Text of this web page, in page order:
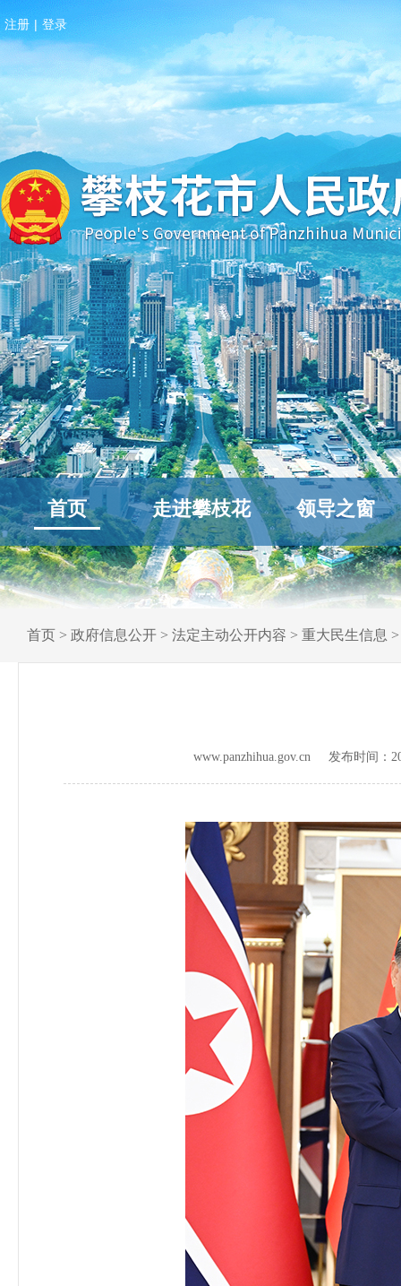
注册 | 登录
首页 走进攀枝花 领导之窗
首页 > 政府信息公开 > 法定主动公开内容 > 重大民生信息
www.panzhihua.gov.cn 发布时间：